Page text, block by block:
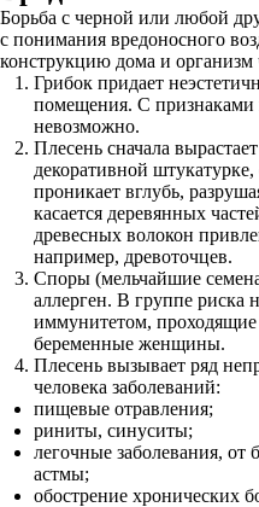
Борьба с черной или любой
с понимания вредоносного
конструкцию дома и организм
Грибок придает
помещения. С признаками
невозможно.
Плесень сначала
декоративной
проникает вглубь,
касается деревянных
древесных волокон
например, древоточцев.
Споры (мельчайшие
аллерген. В группе риска
иммунитетом,
беременные женщины.
Плесень вызывает ряд
человека заболеваний:
пищевые отравления;
риниты, синуситы;
легочные заболевания, от
астмы;
обострение хронических